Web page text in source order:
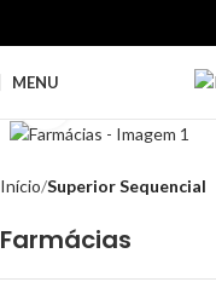
MENU
Início Superior Sequencial
Farmácias